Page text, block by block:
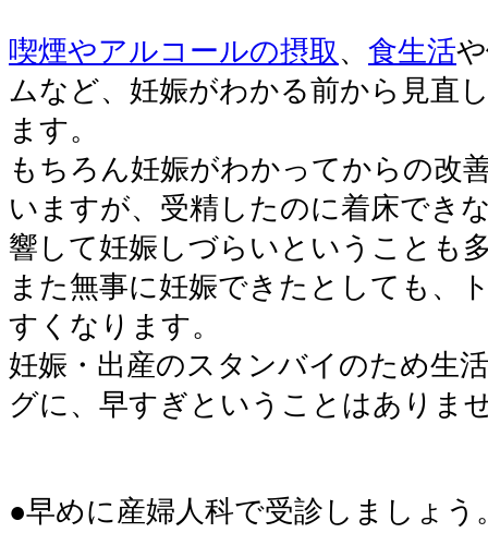
喫煙やアルコールの摂取 、 食生活
ムなど、妊娠がわかる前から見直
ます。
もちろん妊娠がわかってからの改
いますが、受精したのに着床でき
響して妊娠しづらいということも
また無事に妊娠できたとしても、
すくなります。
妊娠・出産のスタンバイのため生
グに、早すぎということはありま
●早めに産婦人科で受診しましょう